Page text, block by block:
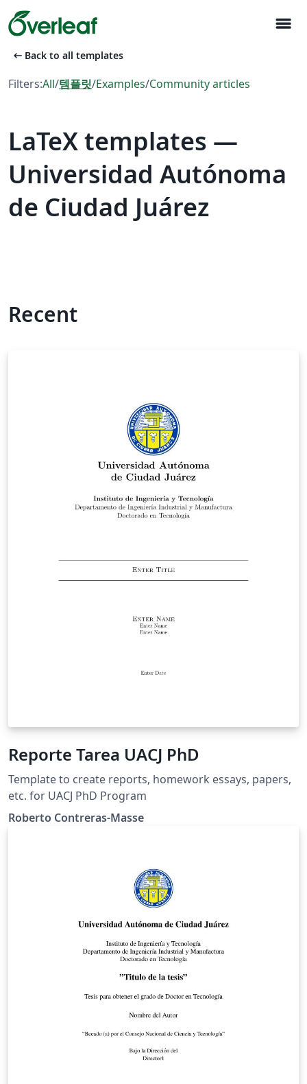
menu
arrow_left_alt Back to all templates
Filters:All/템플릿/Examples/Community articles
LaTeX templates —
Universidad Autónoma
de Ciudad Juárez
Recent
Reporte Tarea UACJ PhD
Template to create reports, homework essays, papers,
etc. for UACJ PhD Program
Roberto Contreras-Masse